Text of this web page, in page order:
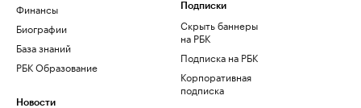
Финансы
Биографии
База знаний
РБК Образование
Новости
Подписки
Скрыть баннеры
на РБК
Подписка на РБК
Корпоративная
подписка